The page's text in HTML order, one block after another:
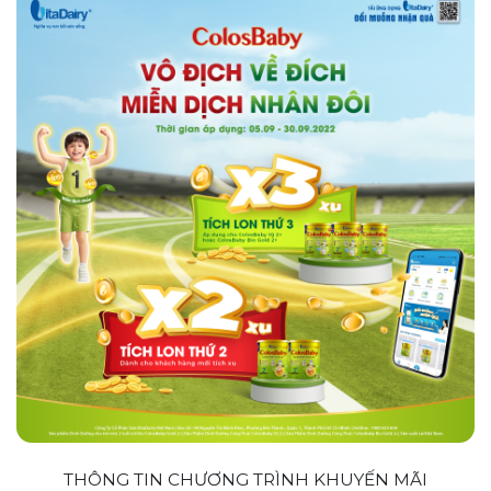
THÔNG TIN CHƯƠNG TRÌNH KHUYẾN MÃI